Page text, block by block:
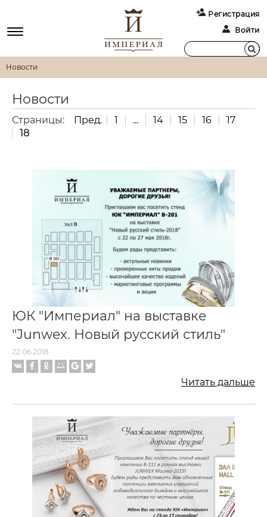
Регистрация
Войти
Новости
Новости
Страницы: Пред. 1 ... 14 15 16
17
18
ЮК "Империал" на выставке
"Junwex. Новый русский стиль"
22.06.2018
Читать дальше